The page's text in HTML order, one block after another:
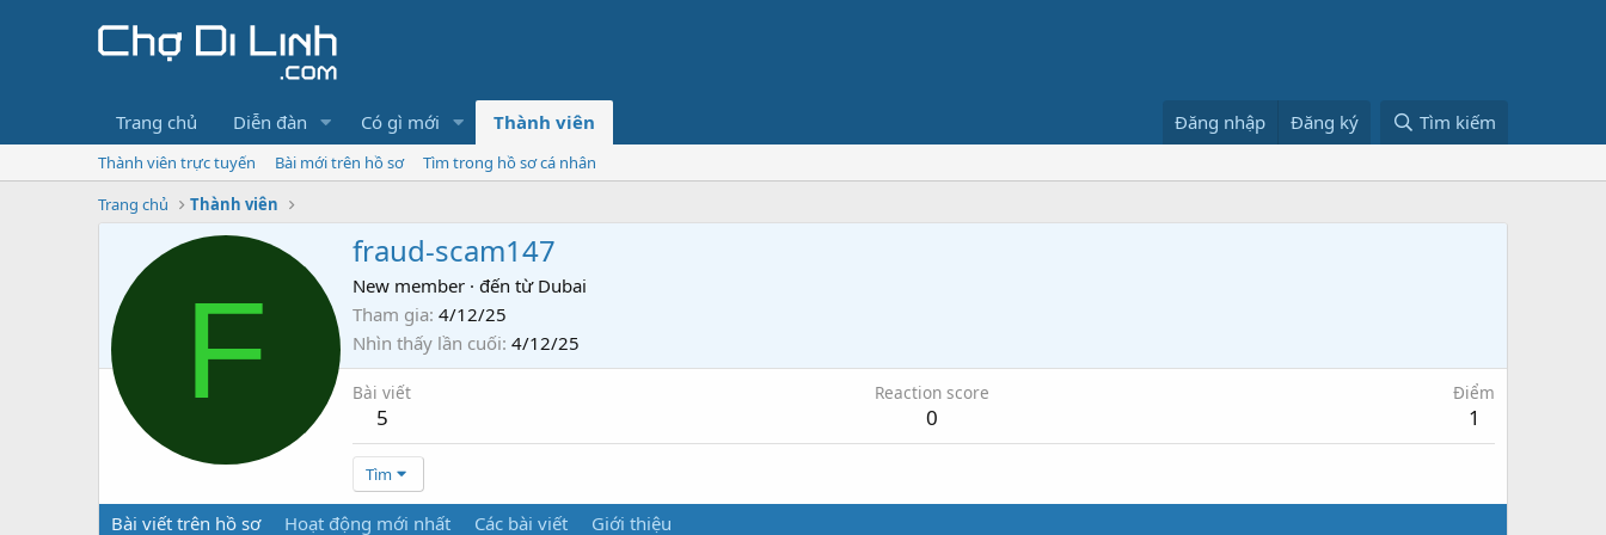
Trang chủ Diễn đàn Có gì mới Thành viên Đăng nhập Đăng ký Tìm kiếm
Thành viên trực tuyến Bài mới trên hồ sơ
Tìm trong hồ sơ cá nhân
Trang chủ
Thành viên
F
fraud-scam147
New member · đến từ Dubai
Tham gia 4/12/25
Nhìn thấy lần cuối 4/12/25
Bài viết
5
Reaction score
0
Điểm
1
Tìm
Bài viết trên hồ sơ Hoạt động mới nhất Các bài viết Giới thiệu